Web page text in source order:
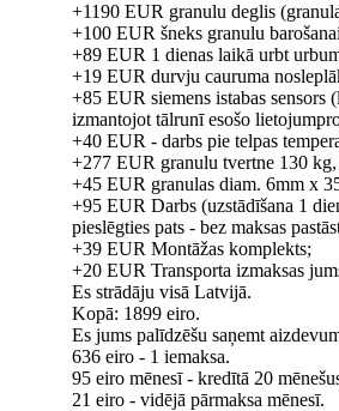
+1190 EUR granulu deglis
+100 EUR šneks granulu
+89 EUR 1 dienas laikā urbt
+19 EUR durvju cauruma
+85 EUR siemens istabas sensors
izmantojot tālrunī esošo
+40 EUR - darbs pie telpas
+277 EUR granulu tvertne 130
+45 EUR granulas diam. 6mm x
+95 EUR Darbs (uzstādīšana 1
pieslēgties pats - bez maksas
+39 EUR Montāžas komplekts;
+20 EUR Transporta izmaksas
Es strādāju visā Latvijā.
Kopā: 1899 eiro.
Es jums palīdzēšu saņemt
636 eiro - 1 iemaksa.
95 eiro mēnesī - kredītā 20
21 eiro - vidējā pārmaksa mēnesī.